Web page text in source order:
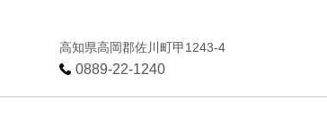
高知県高岡郡佐川町甲1243-4
0889-22-1240